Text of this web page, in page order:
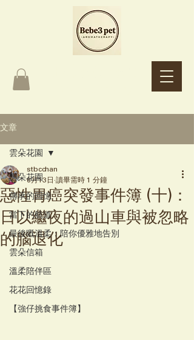
文章
雲朵花園
傳承的回憶
當下的航道
最後嘅溫柔：陪你優雅地告別
雲朵信箱
溫柔陪伴區
花花回憶錄
【強仔挑食事件簿】
雲朵花園
惡性胃癌突發事件簿 (十)：
日以繼夜的過山車與被忽略
的腦退化
stbcchan
6月13日 讀畢需時 1 分鐘